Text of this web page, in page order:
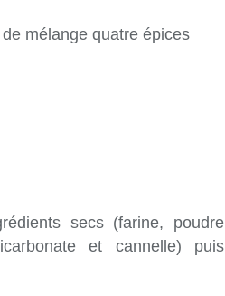
mélange quatre épices
secs (farine, poudre
et cannelle) puis